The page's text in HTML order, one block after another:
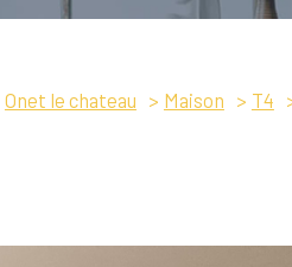
Onet le chateau Maison T4